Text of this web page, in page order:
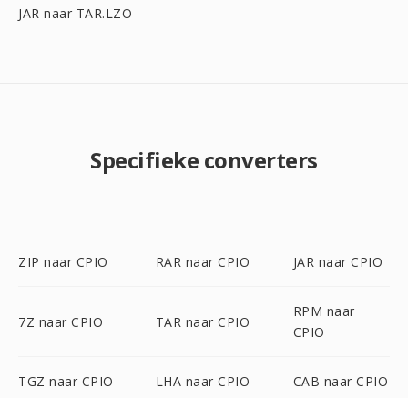
JAR naar TAR.LZO
Specifieke converters
ZIP naar CPIO RAR naar CPIO JAR naar CPIO
7Z naar CPIO TAR naar CPIO
RPM naar
CPIO
TGZ naar CPIO LHA naar CPIO CAB naar CPIO